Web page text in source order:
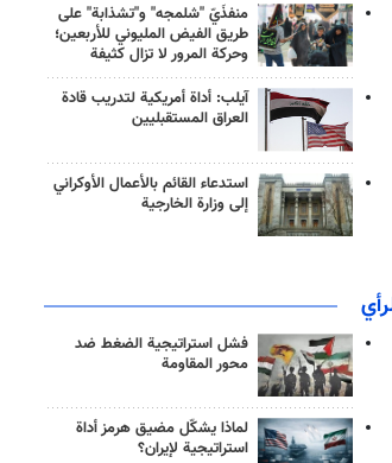
منفذَيّ "شلمجه" و"تشذابة" على
طريق الفيض المليوني للأربعين؛
وحركة المرور لا تزال كثيفة
آيلب: أداة أمريكية لتدريب قادة
العراق المستقبليين
استدعاء القائم بالأعمال الأوكراني
إلى وزارة الخارجية
فشل استراتيجية الضغط ضد
محور المقاومة
لماذا يشكّل مضيق هرمز أداة
استراتيجية لإيران؟